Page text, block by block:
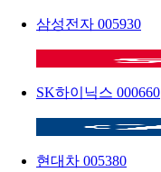
삼성전자 005930
SK하이닉스 000660
현대차 005380